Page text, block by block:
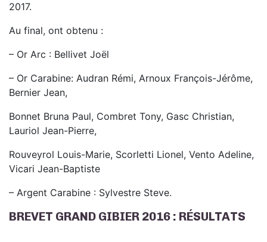
2017.
Au final, ont obtenu :
– Or Arc : Bellivet Joël
– Or Carabine: Audran Rémi, Arnoux François-Jérôme,
Bernier Jean,
Bonnet Bruna Paul, Combret Tony, Gasc Christian,
Lauriol Jean-Pierre,
Rouveyrol Louis-Marie, Scorletti Lionel, Vento Adeline,
Vicari Jean-Baptiste
– Argent Carabine : Sylvestre Steve.
BREVET GRAND GIBIER 2016 : RÉSULTATS